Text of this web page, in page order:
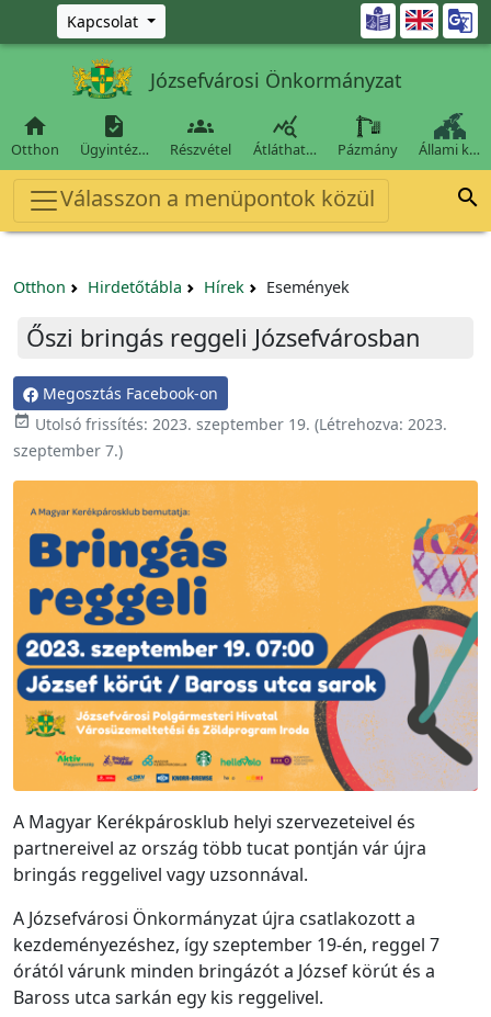
Ugrás a fő tartalomra
Kapcsolat 
Józsefvárosi Önkormányzat

Otthon

Ügyintéz…

Részvétel

Átláthat… Pázmány Állami k…
Válasszon a menüpontok közül 
Otthon Hirdetőtábla Hírek Események
Őszi bringás reggeli Józsefvárosban
Megosztás Facebook-on
 Utolsó frissítés: 2023. szeptember 19. (Létrehozva: 2023.
szeptember 7.)
A Magyar Kerékpárosklub helyi szervezeteivel és
partnereivel az ország több tucat pontján vár újra
bringás reggelivel vagy uzsonnával.
A Józsefvárosi Önkormányzat újra csatlakozott a
kezdeményezéshez, így szeptember 19-én, reggel 7
órától várunk minden bringázót a József körút és a
Baross utca sarkán egy kis reggelivel.